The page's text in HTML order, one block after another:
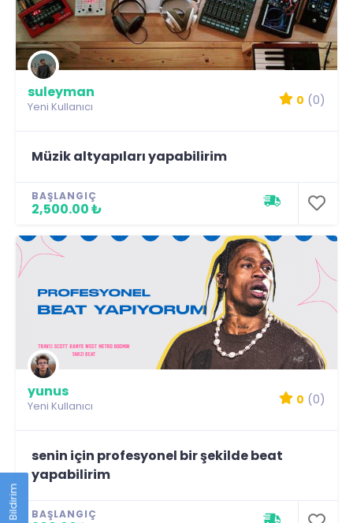
suleyman
Yeni Kullanıcı 0 (0)
Müzik altyapıları yapabilirim
BAŞLANGIÇ
2,500.00 ₺
yunus
Yeni Kullanıcı 0 (0)
senin için profesyonel bir şekilde beat
yapabilirim
BAŞLANGIÇ